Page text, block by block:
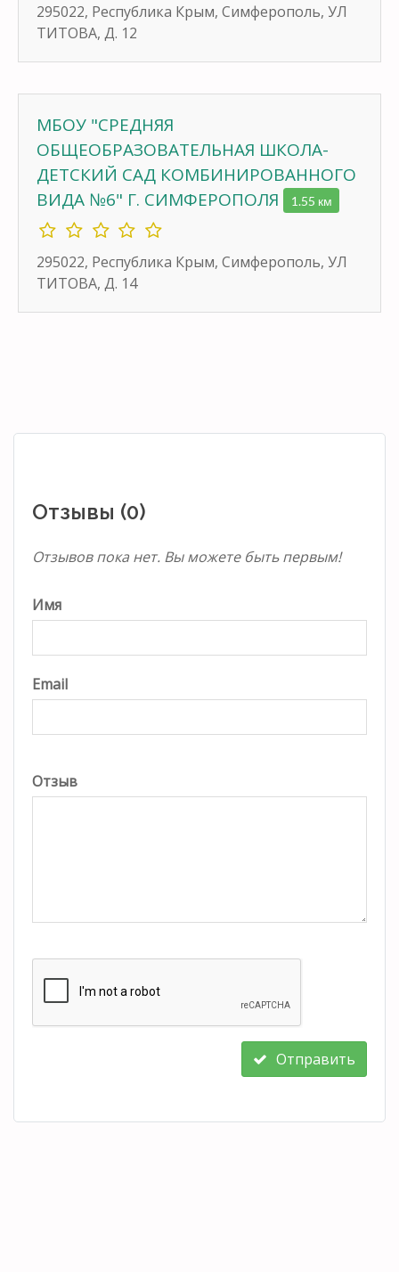
295022, Республика Крым, Симферополь, УЛ
ТИТОВА, Д. 12
МБОУ "СРЕДНЯЯ
ОБЩЕОБРАЗОВАТЕЛЬНАЯ ШКОЛА-
ДЕТСКИЙ САД КОМБИНИРОВАННОГО
ВИДА №6" Г. СИМФЕРОПОЛЯ
1.55 км
295022, Республика Крым, Симферополь, УЛ
ТИТОВА, Д. 14
Отзывы (0)
Отзывов пока нет. Вы можете быть первым!
Имя
Email
Отзыв
Отправить